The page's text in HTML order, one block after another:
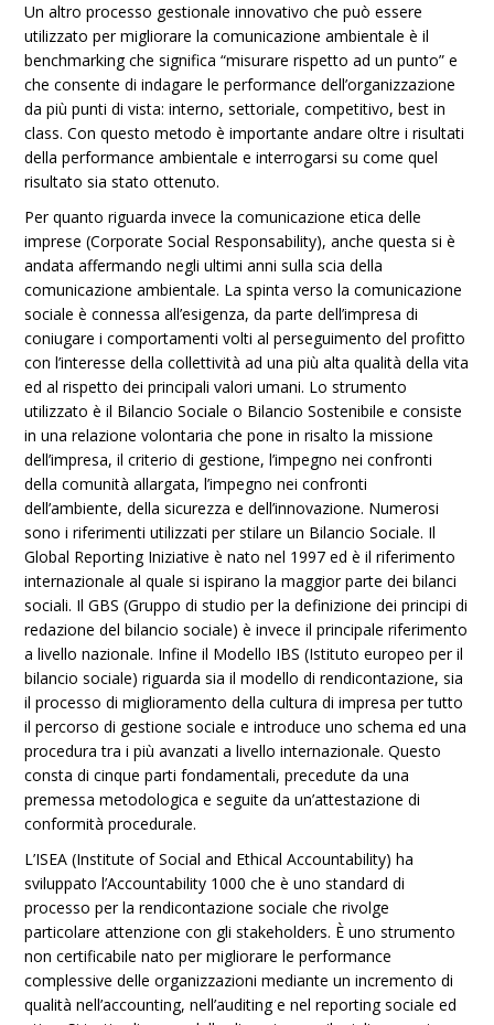
Un altro processo gestionale innovativo che può essere
utilizzato per migliorare la comunicazione ambientale è il
benchmarking che significa “misurare rispetto ad un punto” e
che consente di indagare le performance dell’organizzazione
da più punti di vista: interno, settoriale, competitivo, best in
class. Con questo metodo è importante andare oltre i risultati
della performance ambientale e interrogarsi su come quel
risultato sia stato ottenuto.
Per quanto riguarda invece la comunicazione etica delle
imprese (Corporate Social Responsability), anche questa si è
andata affermando negli ultimi anni sulla scia della
comunicazione ambientale. La spinta verso la comunicazione
sociale è connessa all’esigenza, da parte dell’impresa di
coniugare i comportamenti volti al perseguimento del profitto
con l’interesse della collettività ad una più alta qualità della vita
ed al rispetto dei principali valori umani. Lo strumento
utilizzato è il Bilancio Sociale o Bilancio Sostenibile e consiste
in una relazione volontaria che pone in risalto la missione
dell’impresa, il criterio di gestione, l’impegno nei confronti
della comunità allargata, l’impegno nei confronti
dell’ambiente, della sicurezza e dell’innovazione. Numerosi
sono i riferimenti utilizzati per stilare un Bilancio Sociale. Il
Global Reporting Iniziative è nato nel 1997 ed è il riferimento
internazionale al quale si ispirano la maggior parte dei bilanci
sociali. Il GBS (Gruppo di studio per la definizione dei principi di
redazione del bilancio sociale) è invece il principale riferimento
a livello nazionale. Infine il Modello IBS (Istituto europeo per il
bilancio sociale) riguarda sia il modello di rendicontazione, sia
il processo di miglioramento della cultura di impresa per tutto
il percorso di gestione sociale e introduce uno schema ed una
procedura tra i più avanzati a livello internazionale. Questo
consta di cinque parti fondamentali, precedute da una
premessa metodologica e seguite da un’attestazione di
conformità procedurale.
L’ISEA (Institute of Social and Ethical Accountability) ha
sviluppato l’Accountability 1000 che è uno standard di
processo per la rendicontazione sociale che rivolge
particolare attenzione con gli stakeholders. È uno strumento
non certificabile nato per migliorare le performance
complessive delle organizzazioni mediante un incremento di
qualità nell’accounting, nell’auditing e nel reporting sociale ed